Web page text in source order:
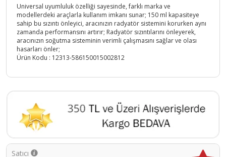
Universal uyumluluk özelliği sayesinde, farklı marka ve
modellerdeki araçlarla kullanım imkanı sunar; 150 ml kapasiteye
sahip bu sızıntı önleyici, aracınızın radyatör sistemini korurken aynı
zamanda performansını artırır; Radyatör sızıntılarını önleyerek,
aracınızın soğutma sisteminin verimli çalışmasını sağlar ve olası
hasarları önler;
Ürün Kodu : 12313-586150015002812
Satıcı